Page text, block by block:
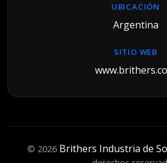
UBICACIÓN
Argentina
SITIO WEB
© 2026 Brithers Industria de